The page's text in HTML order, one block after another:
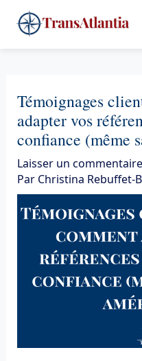
au
contenu
Témoignages
adapter vos
confiance (même
Laisser un commentaire
Par Christina Rebuffet-